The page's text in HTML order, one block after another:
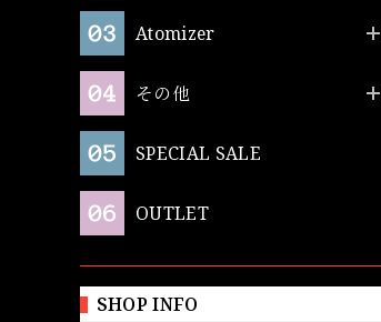
Atomizer
その他
SPECIAL SALE
OUTLET
SHOP INFO